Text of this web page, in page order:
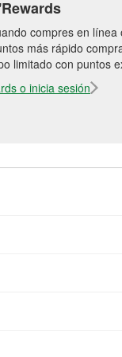
compres en línea
más rápido
limitado con puntos
o inicia sesión
tienda O'Reilly
ofrecen
los servicios